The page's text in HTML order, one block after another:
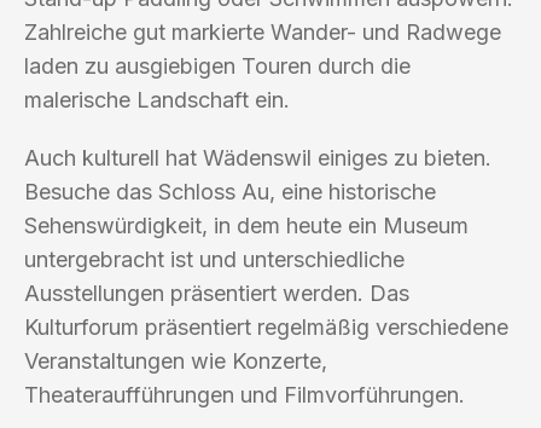
Zahlreiche gut markierte Wander- und Radwege
laden zu ausgiebigen Touren durch die
malerische Landschaft ein.
Auch kulturell hat Wädenswil einiges zu bieten.
Besuche das Schloss Au, eine historische
Sehenswürdigkeit, in dem heute ein Museum
untergebracht ist und unterschiedliche
Ausstellungen präsentiert werden. Das
Kulturforum präsentiert regelmäßig verschiedene
Veranstaltungen wie Konzerte,
Theateraufführungen und Filmvorführungen.